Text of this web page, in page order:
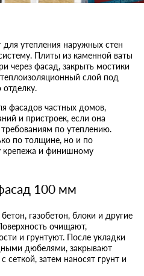
утепления наружных стен
Плиты из каменной ваты
через фасад, закрыть мостики
слой под
фасадов частных домов,
и пристроек, если она
требованиям по утеплению.
по толщине, но и по
крепежа и финишному
100 мм
газобетон, блоки и другие
очищают,
и грунтуют. После укладки
дюбелями, закрывают
затем наносят грунт и